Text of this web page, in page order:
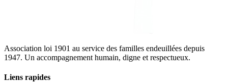
Association loi 1901 au service des familles endeuillées depuis
1947. Un accompagnement humain, digne et respectueux.
Liens rapides